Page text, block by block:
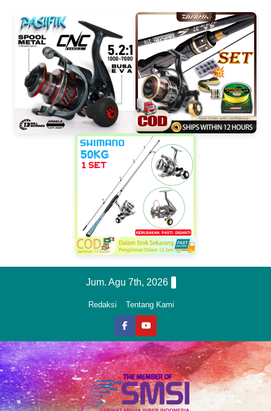
Jum. Agu 7th, 2026
Redaksi Tentang Kami